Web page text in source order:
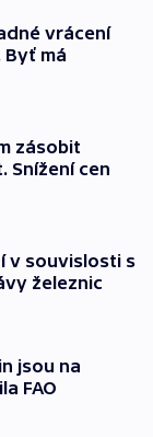
vrácení
Byť má
zásobit
Snížení cen
v souvislosti s
železnic
jsou na
FAO